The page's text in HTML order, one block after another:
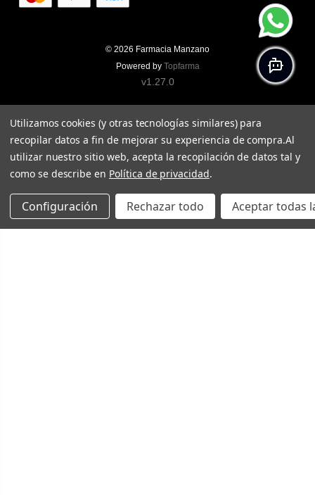
© 2026 Farmacia Manzano
Powered by Topfarma
v1.27.0
Utilizamos cookies (y otras tecnologías similares) para
recopilar datos a fin de mejorar su experiencia de compra.Al
utilizar nuestro sitio web, acepta la recopilación de datos tal y
como se describe en Política de privacidad.
Configuración Rechazar todo Aceptar todas